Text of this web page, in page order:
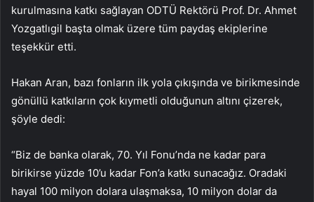
kurulmasına katkı sağlayan ODTÜ Rektörü Prof. Dr. Ahmet
Yozgatlıgil başta olmak üzere tüm paydaş ekiplerine
teşekkür etti.
Hakan Aran, bazı fonların ilk yola çıkışında ve birikmesinde
gönüllü katkıların çok kıymetli olduğunun altını çizerek,
şöyle dedi:
“Biz de banka olarak, 70. Yıl Fonu’nda ne kadar para
birikirse yüzde 10’u kadar Fon’a katkı sunacağız. Oradaki
hayal 100 milyon dolara ulaşmaksa, 10 milyon dolar da